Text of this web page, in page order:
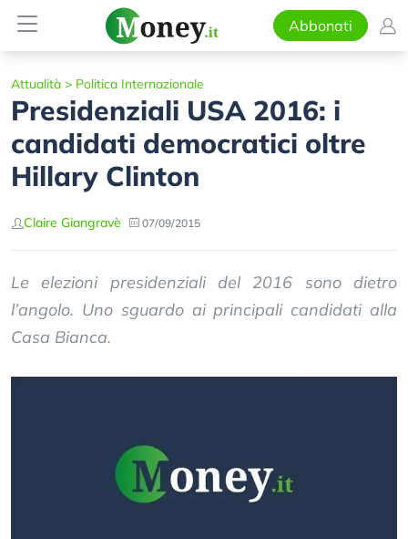
Abbonati
Attualità > Politica Internazionale
Presidenziali USA 2016: i
candidati democratici oltre
Hillary Clinton
Claire Giangravè 07/09/2015
Le elezioni presidenziali del 2016 sono dietro
l’angolo. Uno sguardo ai principali candidati alla
Casa Bianca.